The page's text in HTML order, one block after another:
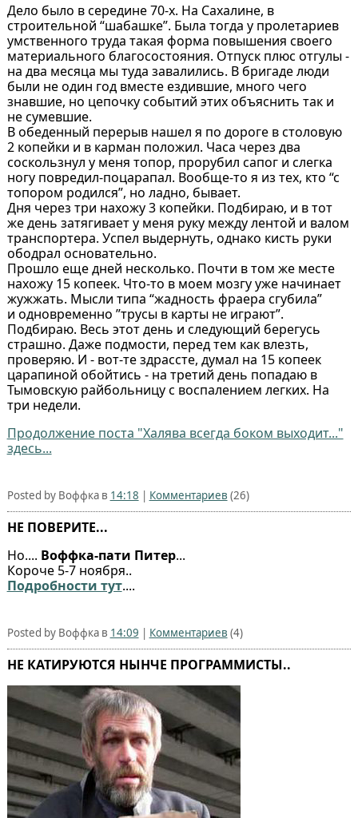
Дело было в середине 70-х. На Сахалине, в
строительной “шабашке”. Была тогда у пролетариев
умственного труда такая форма повышения своего
материального благосостояния. Отпуск плюс отгулы -
на два месяца мы туда завалились. В бригаде люди
были не один год вместе ездившие, много чего
знавшие, но цепочку событий этих объяснить так и
не сумевшие.
В обеденный перерыв нашел я по дороге в столовую
2 копейки и в карман положил. Часа через два
соскользнул у меня топор, прорубил сапог и слегка
ногу повредил-поцарапал. Вообще-то я из тех, кто “с
топором родился”, но ладно, бывает.
Дня через три нахожу 3 копейки. Подбираю, и в тот
же день затягивает у меня руку между лентой и валом
транспортера. Успел выдернуть, однако кисть руки
ободрал основательно.
Прошло еще дней несколько. Почти в том же месте
нахожу 15 копеек. Что-то в моем мозгу уже начинает
жужжать. Мысли типа “жадность фраера сгубила”
и одновременно ”трусы в карты не играют”.
Подбираю. Весь этот день и следующий берегусь
страшно. Даже подмости, перед тем как влезть,
проверяю. И - вот-те здрассте, думал на 15 копеек
царапиной обойтись - на третий день попадаю в
Тымовскую райбольницу с воспалением легких. На
три недели.
Продолжение поста "Халява всегда боком выходит..."
здесь...
Posted by Воффка в 14:18 | Комментариев (26)
НЕ ПОВЕРИТЕ...
Но.... Воффка-пати Питер...
Короче 5-7 ноября..
Подробности тут....
Posted by Воффка в 14:09 | Комментариев (4)
НЕ КАТИРУЮТСЯ НЫНЧЕ ПРОГРАММИСТЫ..